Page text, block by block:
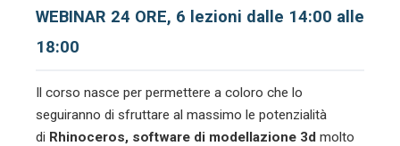
WEBINAR 24 ORE, 6 lezioni dalle 14:00 alle
18:00
Il corso nasce per permettere a coloro che lo
seguiranno di sfruttare al massimo le potenzialità
di Rhinoceros, software di modellazione 3d molto